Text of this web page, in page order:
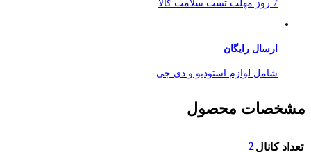
7 روز مهلت تست سلامت کالا
ارسال رایگان
شامل لوازم استودیو و دی جی
مشخصات محصول
تعداد کانال2